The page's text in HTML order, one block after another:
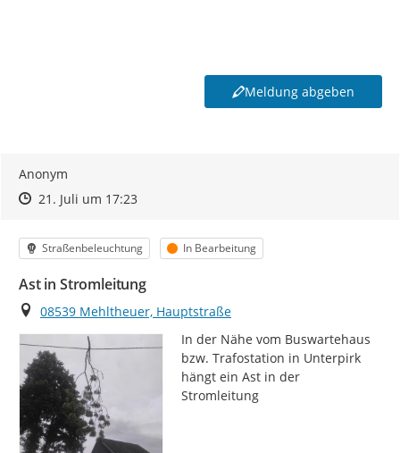
Meldung abgeben
Anonym
Zeitpunkt des Erstellens
Zeitpunkt des Erstellens
21. Juli um 17:23Zur Äußerung
Kategorie
Straßenbeleuchtung Status
In Bearbeitung
Ast in Stromleitung
Ort
08539 Mehltheuer, Hauptstraße
In der Nähe vom Buswartehaus
bzw. Trafostation in Unterpirk
hängt ein Ast in der
Stromleitung